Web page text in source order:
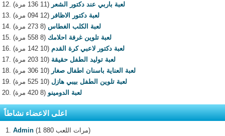
لعبة باربي عند دكتور الشعر (11 136 مرة)
لعبة دكتور الاظافر (12 094 مرة)
لعبة الكلب الغطاس (8 273 مرة)
لعبة تلوين غرفة احلامك (8 558 مرة)
لعبة دكتور لاعبي كرة القدم (10 142 مرة)
لعبة توليد الطفل حقيقة (10 203 مرة)
لعبة العناية باسنان اطفال صغار (10 306 مرة)
لعبة تلوين الطفل بيبي هازل (10 525 مرة)
لعبة الدومينو (8 420 مرة)
اعلى الاعضاء نشاطاً
Admin
(1 880 مرات اللعب)